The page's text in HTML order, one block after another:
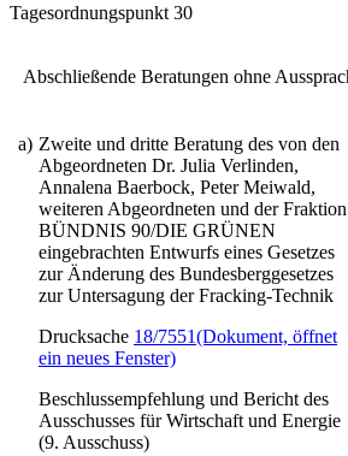
Tagesordnungspunkt 30
Abschließende Beratungen ohne
a) Zweite und dritte Beratung des von den
Abgeordneten Dr. Julia Verlinden,
Annalena Baerbock, Peter Meiwald,
weiteren Abgeordneten und der Fraktion
BÜNDNIS 90/DIE GRÜNEN
eingebrachten Entwurfs eines Gesetzes
zur Änderung des Bundesberggesetzes
zur Untersagung der Fracking-Technik
Drucksache 18/7551(Dokument, öffnet
ein neues Fenster)
Beschlussempfehlung und Bericht des
Ausschusses für Wirtschaft und Energie
(9. Ausschuss)